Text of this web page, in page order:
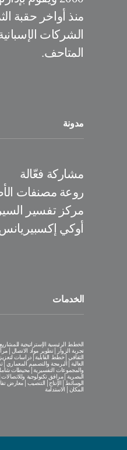
منذ أواخر حقبة
الشركات
المتاحف.
مدونة
مشاركة فعّالة
روعة مصنفات
مركز تفسير
أوكي
الخدمات
الخطط الرئيسية الإستراتيجية
تجربة الزوار│تطوير مواد
الثقافي│خطط القابلية│دراسات لتعزيز
العالية│البرمجة والتصميم
والمجموعات التفسيرية│محيطات
البصرية│مرافق تكنولوجية
الوسائط│الإنتاج│التنصيب│معارض
المكان│الاستدامة